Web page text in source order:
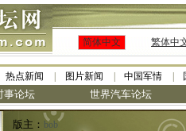
简体中文 繁体中
热点新闻 图片新闻 中国军情
事论坛 世界汽车论坛
版主： bob